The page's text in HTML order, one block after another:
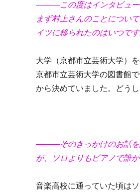
―――この度はインタビュー
まず村上さんのことについ
イツに移られたのはいつで
大学（京都市立芸術大学）
京都市立芸術大学の図書館
から決めていました。どう
―――そのきっかけのお話を
が、ソロよりもピアノで誰
音楽高校に通っていた頃は